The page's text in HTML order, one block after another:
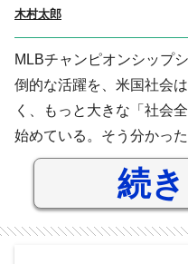
木村太郎
MLBチャンピオンシップ
倒的な活躍を、米国社会
く、もっと大きな「社会
始めている。そう分かっ
続